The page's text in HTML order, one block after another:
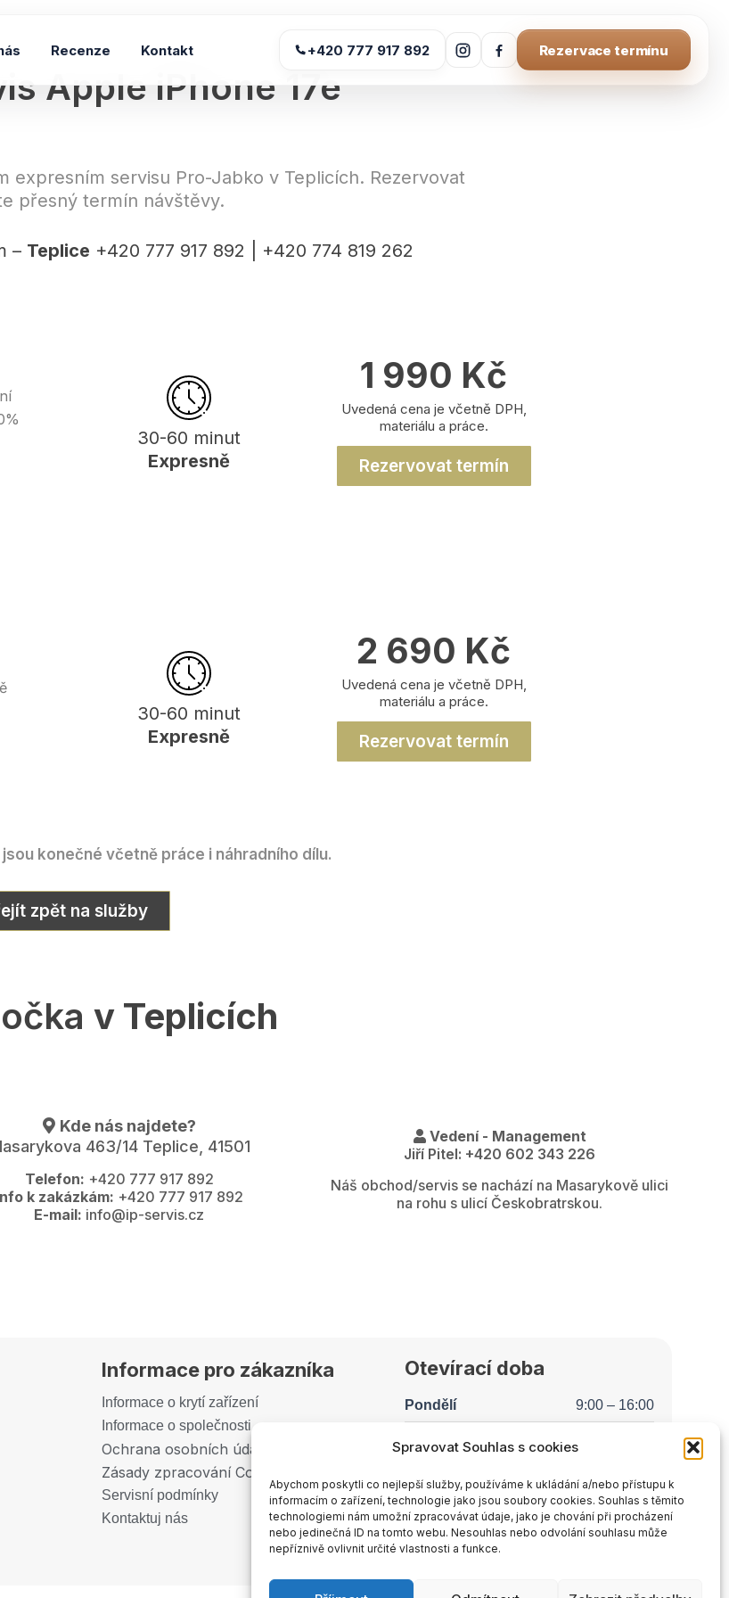
Spravovat Souhlas s cookies
Abychom poskytli co nejlepší služby, používáme k ukládání a/nebo přístupu k
informacím o zařízení, technologie jako jsou soubory cookies. Souhlas s těmito
technologiemi nám umožní zpracovávat údaje, jako je chování při procházení
nebo jedinečná ID na tomto webu. Nesouhlas nebo odvolání souhlasu může
nepříznivě ovlivnit určité vlastnosti a funkce.
Recenze Kontakt +420 777 917 892
InstagramFacebook
Rezervace termínu
Apple iPhone 17e
expresním servisu Pro-Jabko v Teplicích. Rezervovat
přesný termín návštěvy.
– Teplice +420 777 917 892 | +420 774 819 262
30-60 minut
Expresně
1 990 Kč
Uvedená cena je včetně DPH,
materiálu a práce.
Rezervovat termín
30-60 minut
Expresně
2 690 Kč
Uvedená cena je včetně DPH,
materiálu a práce.
Rezervovat termín
konečné včetně práce i náhradního dílu.
zpět na služby
v Teplicích
Kde nás najdete?
463/14 Teplice, 41501
Telefon: +420 777 917 892
k zakázkám: +420 777 917 892
E-mail: info@ip-servis.cz
Vedení - Management
Jiří Pitel: +420 602 343 226
Náš obchod/servis se nachází na Masarykově ulici
na rohu s ulicí Českobratrskou.
Informace pro zákazníka
Informace o krytí zařízení
Informace o společnosti
Ochrana osobních údajů (GDPR)
Zásady zpracování Cookies
Servisní podmínky
Kontaktuj nás
Otevírací doba
Pondělí 9:00 – 16:00
Čtvrtek 9:00 – 16:00
Pátek 8:00 – 15:00